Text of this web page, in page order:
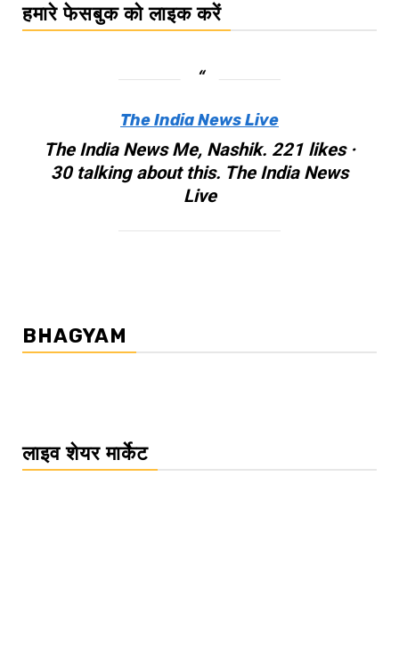
हमारे फेसबुक को लाइक करें
The India News Live
The India News Me, Nashik. 221 likes ·
30 talking about this. The India News
Live
BHAGYAM
लाइव शेयर मार्केट